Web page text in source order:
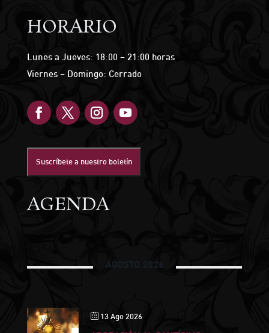
HORARIO
Lunes a Jueves: 18:00 – 21:00 horas
Viernes – Domingo: Cerrado
Suscríbete a nuestro boletín
AGENDA
AGOSTO 2026
13 Ago 2026